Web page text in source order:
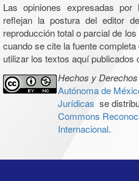
Las opiniones expresadas
reflejan la postura del editor
reproducción total o parcial de
cuando se cite la fuente
utilizar los textos aquí
Hechos y Derechos
Autónoma de
Jurídicas se
Commons
Internacional.